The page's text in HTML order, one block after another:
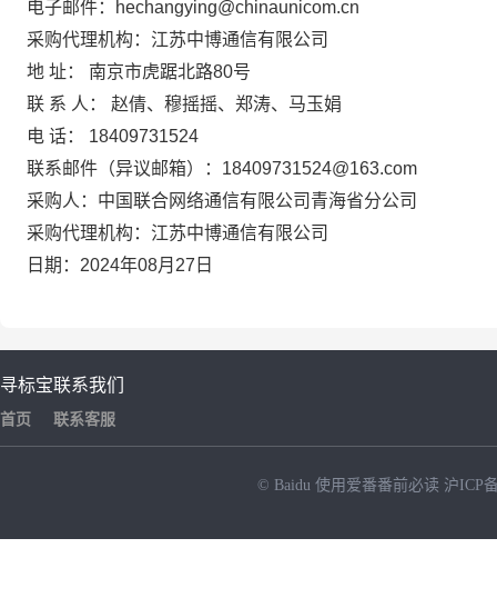
电子邮件：hechangying@chinaunicom.cn
采购代理机构：江苏中博通信有限公司
地 址： 南京市虎踞北路80号
联 系 人： 赵倩、穆摇摇、郑涛、马玉娟
电 话： 18409731524
联系邮件（异议邮箱）：18409731524@163.com
采购人：中国联合网络通信有限公司青海省分公司
采购代理机构：江苏中博通信有限公司
日期： 2024年08月 27 日
寻标宝
首页
联系我们
联系客服
© Baidu 使用爱番番前必读 沪ICP